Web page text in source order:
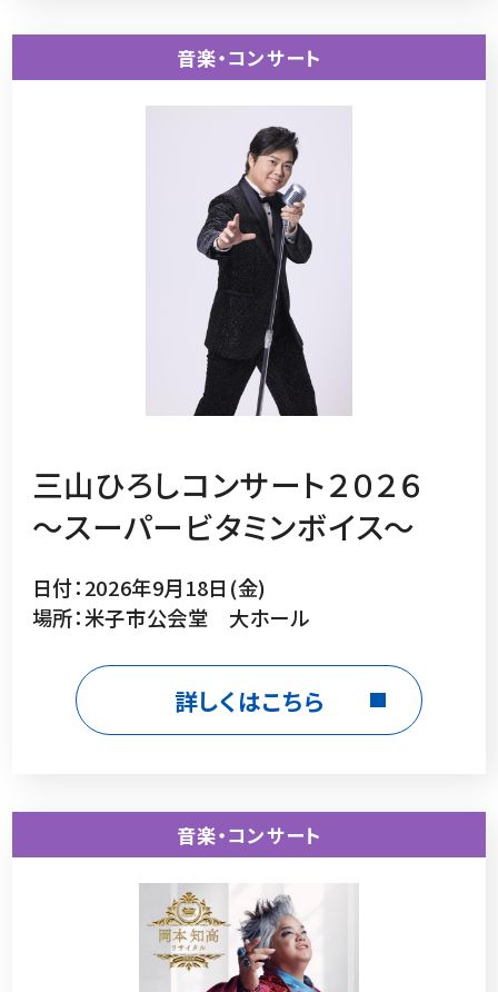
音楽・コンサート
三山ひろしコンサート２０２６
～スーパービタミンボイス～
日付：2026年9月18日(金)
場所：米子市公会堂 大ホール
詳しくはこちら
音楽・コンサート